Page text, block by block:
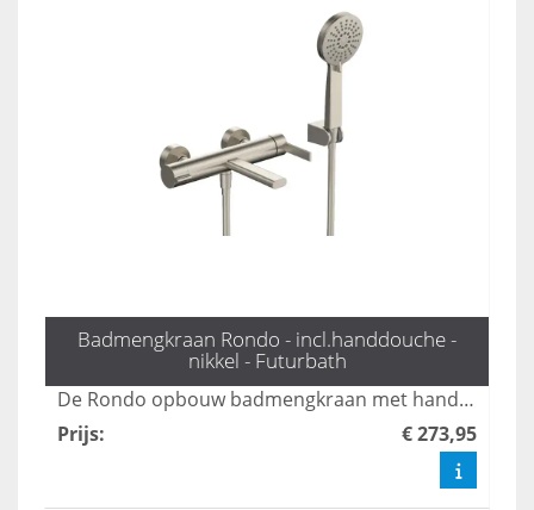
Badmengkraan Rondo - incl.handdouche -
nikkel - Futurbath
De Rondo opbouw badmengkraan met handdouche in mat goud biedt een stijlvolle en veelzijdige oplossing voor uw badkamer. Met drie standen zorgt deze kraan voor een comfortabele en aangepaste waterstroom, terwijl het luxe ontwerp een moderne uitstraling aan elke ruimte geeft. Geniet van zowel functionaliteit als elegantie met deze hoogwaardige mengkraan.
Prijs: € 273,95